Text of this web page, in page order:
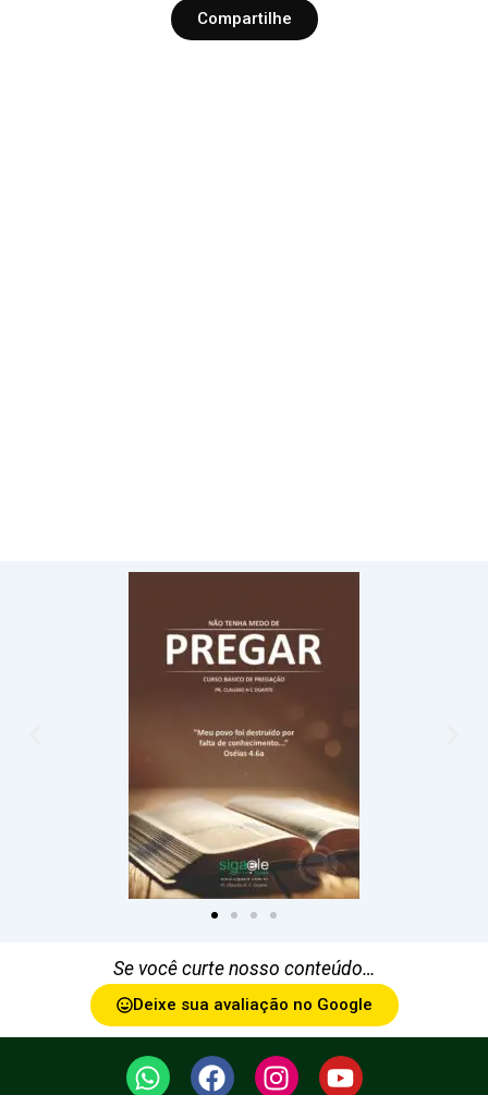
Compartilhe
Se você curte nosso conteúdo…
Deixe sua avaliação no Google
W
F
I
Y